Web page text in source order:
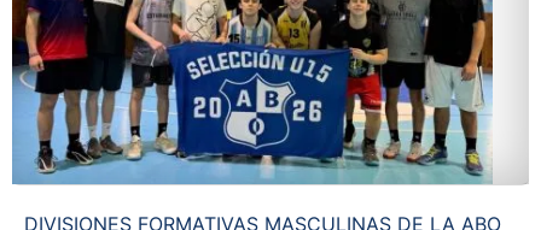
DIVISIONES FORMATIVAS MASCULINAS DE LA ABO